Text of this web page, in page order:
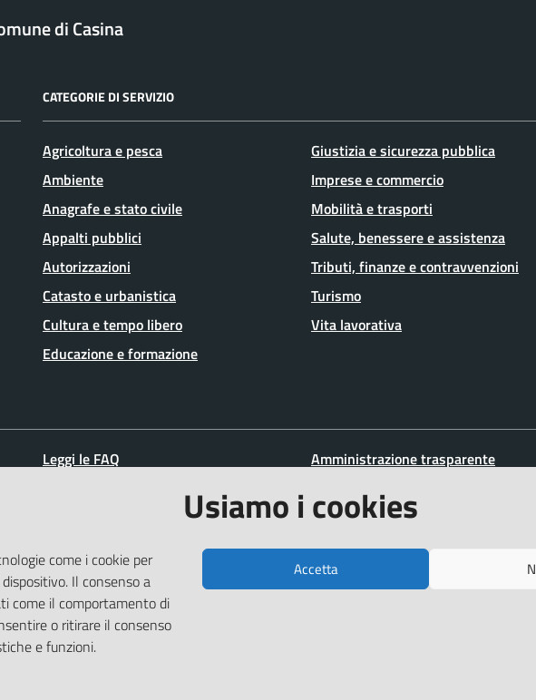
Usiamo i cookies
come i cookie per
Il consenso a
come il comportamento di
o ritirare il consenso
e funzioni.
Accetta
di Casina
CATEGORIE DI SERVIZIO
Agricoltura e pesca
Ambiente
Anagrafe e stato civile
Appalti pubblici
Autorizzazioni
Catasto e urbanistica
Cultura e tempo libero
Educazione e formazione
Giustizia e sicurezza pubblica
Imprese e commercio
Mobilità e trasporti
Salute, benessere e assistenza
Tributi, finanze e contravvenzioni
Turismo
Vita lavorativa
Leggi le FAQ
Segnalazione disservizio
Amministrazione trasparente
Note legali
Dichiarazione di accessibilità
Piano di miglioramento del sito